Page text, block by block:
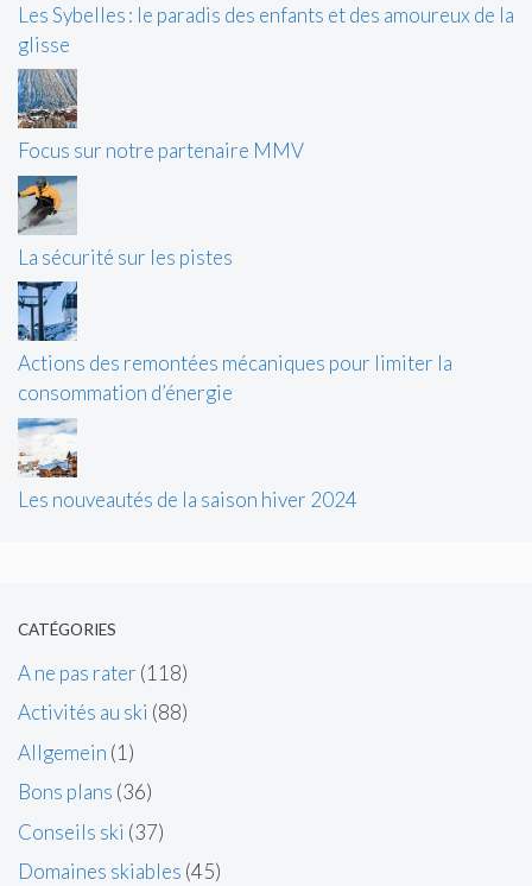
Les Sybelles : le paradis des enfants et des amoureux de la
glisse
Focus sur notre partenaire MMV
La sécurité sur les pistes
Actions des remontées mécaniques pour limiter la
consommation d’énergie
Les nouveautés de la saison hiver 2024
CATÉGORIES
A ne pas rater (118)
Activités au ski (88)
Allgemein (1)
Bons plans (36)
Conseils ski (37)
Domaines skiables (45)